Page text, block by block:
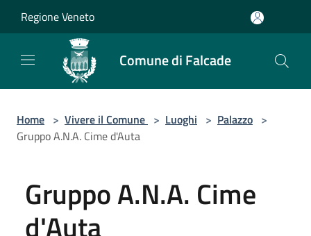
Regione Veneto
Comune di Falcade
Home > Vivere il Comune > Luoghi > Palazzo >
Gruppo A.N.A. Cime d'Auta
Gruppo A.N.A. Cime
d'Auta